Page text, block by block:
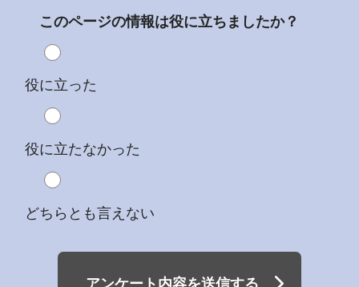
このページの情報は役に立ちましたか？
役に立った
役に立たなかった
どちらとも言えない
アンケート内容を送信する